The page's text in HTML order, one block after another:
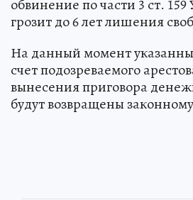
обвинение по части 3 ст.
грозит до 6 лет лишения
На данный момент
счет подозреваемого
вынесения приговора
будут возвращены